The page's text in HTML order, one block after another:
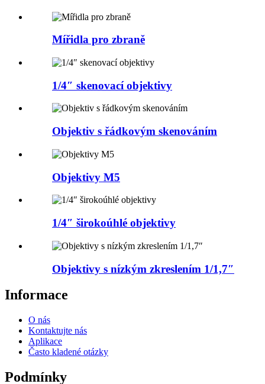
Mířidla pro zbraně
1/4″ skenovací objektivy
Objektiv s řádkovým skenováním
Objektivy M5
1/4″ širokoúhlé objektivy
Objektivy s nízkým zkreslením 1/1,7″
Informace
O nás
Kontaktujte nás
Aplikace
Často kladené otázky
Podmínky